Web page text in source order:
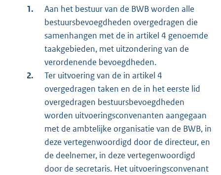
Aan het bestuur van de BWB worden alle
bestuursbevoegdheden overgedragen die
samenhangen met de in artikel 4 genoemde
taakgebieden, met uitzondering van de
verordenende bevoegdheden.
Ter uitvoering van de in artikel 4
overgedragen taken en de in het eerste lid
overgedragen bestuursbevoegdheden
worden uitvoeringsconvenanten aangegaan
met de ambtelijke organisatie van de BWB, in
deze vertegenwoordigd door de directeur, en
de deelnemer, in deze vertegenwoordigd
door de secretaris. Het uitvoeringsconvenant